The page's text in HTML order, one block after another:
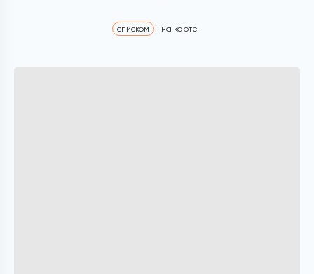
списком на карте